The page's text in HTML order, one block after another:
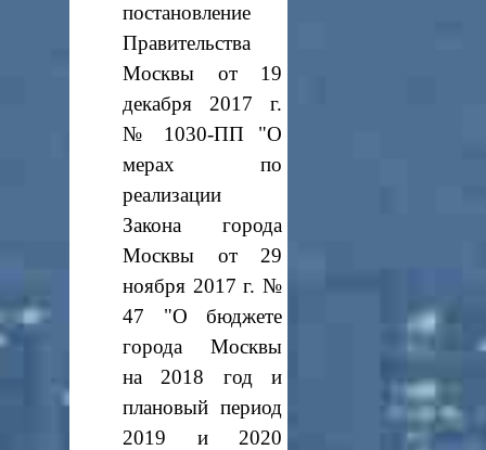
постановление
Правительства
Москвы от 19
декабря 2017 г.
№ 1030-ПП "О
мерах по
реализации
Закона города
Москвы от 29
ноября 2017 г. №
47 "О бюджете
города Москвы
на 2018 год и
плановый период
2019 и 2020